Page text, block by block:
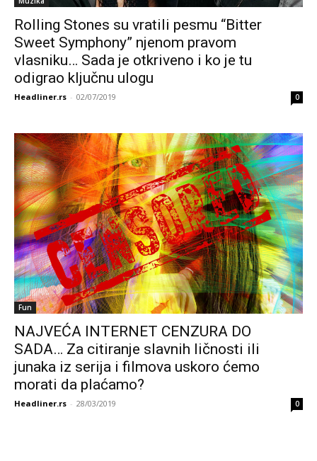
Rolling Stones su vratili pesmu “Bitter
Sweet Symphony” njenom pravom
vlasniku… Sada je otkriveno i ko je tu
odigrao ključnu ulogu
Headliner.rs - 02/07/2019 0
Fun
NAJVEĆA INTERNET CENZURA DO
SADA… Za citiranje slavnih ličnosti ili
junaka iz serija i filmova uskoro ćemo
morati da plaćamo?
Headliner.rs - 28/03/2019 0